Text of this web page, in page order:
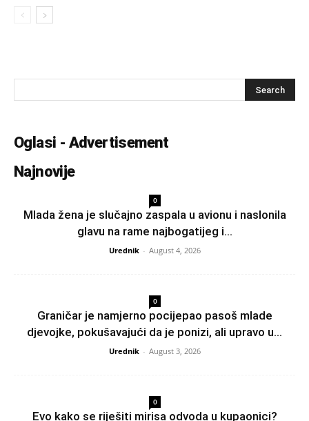
Oglasi - Advertisement
Najnovije
0
Mlada žena je slučajno zaspala u avionu i naslonila
glavu na rame najbogatijeg i...
Urednik - August 4, 2026
0
Graničar je namjerno pocijepao pasoš mlade
djevojke, pokušavajući da je ponizi, ali upravo u...
Urednik - August 3, 2026
0
Evo kako se riješiti mirisa odvoda u kupaonici?